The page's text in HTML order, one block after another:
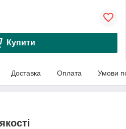
Купити
Доставка Оплата Умови